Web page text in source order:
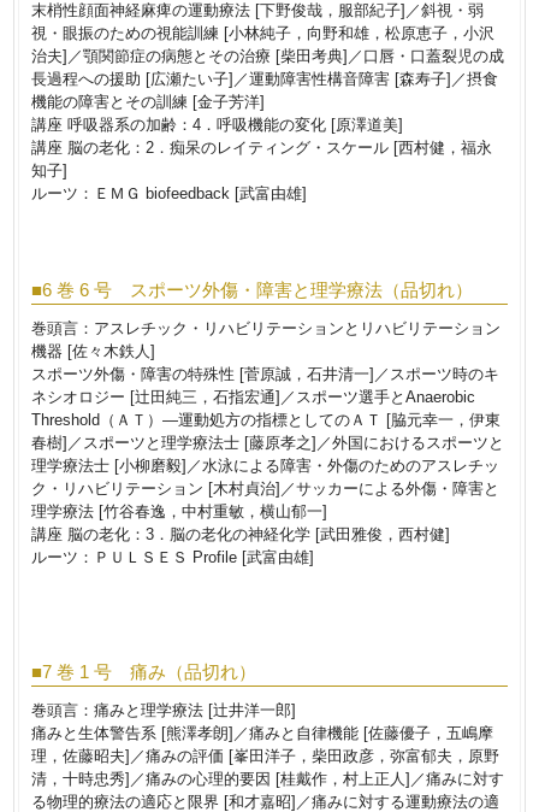
末梢性顔面神経麻痺の運動療法 [下野俊哉，服部紀子]／斜視・弱
視・眼振のための視能訓練 [小林純子，向野和雄，松原恵子，小沢
治夫]／顎関節症の病態とその治療 [柴田考典]／口唇・口蓋裂児の成
長過程への援助 [広瀬たい子]／運動障害性構音障害 [森寿子]／摂食
機能の障害とその訓練 [金子芳洋]
講座 呼吸器系の加齢：4．呼吸機能の変化 [原澤道美]
講座 脳の老化：2．痴呆のレイティング・スケール [西村健，福永
知子]
ルーツ：ＥＭＧ biofeedback [武富由雄]
■6 巻 6 号 スポーツ外傷・障害と理学療法（品切れ）
巻頭言：アスレチック・リハビリテーションとリハビリテーション
機器 [佐々木鉄人]
スポーツ外傷・障害の特殊性 [菅原誠，石井清一]／スポーツ時のキ
ネシオロジー [辻田純三，石指宏通]／スポーツ選手とAnaerobic
Threshold（ＡＴ）―運動処方の指標としてのＡＴ [脇元幸一，伊東
春樹]／スポーツと理学療法士 [藤原孝之]／外国におけるスポーツと
理学療法士 [小柳磨毅]／水泳による障害・外傷のためのアスレチッ
ク・リハビリテーション [木村貞治]／サッカーによる外傷・障害と
理学療法 [竹谷春逸，中村重敏，横山郁一]
講座 脳の老化：3．脳の老化の神経化学 [武田雅俊，西村健]
ルーツ：ＰＵＬＳＥＳ Profile [武富由雄]
■7 巻 1 号 痛み（品切れ）
巻頭言：痛みと理学療法 [辻井洋一郎]
痛みと生体警告系 [熊澤孝朗]／痛みと自律機能 [佐藤優子，五嶋摩
理，佐藤昭夫]／痛みの評価 [峯田洋子，柴田政彦，弥富郁夫，原野
清，十時忠秀]／痛みの心理的要因 [桂戴作，村上正人]／痛みに対す
る物理的療法の適応と限界 [和才嘉昭]／痛みに対する運動療法の適